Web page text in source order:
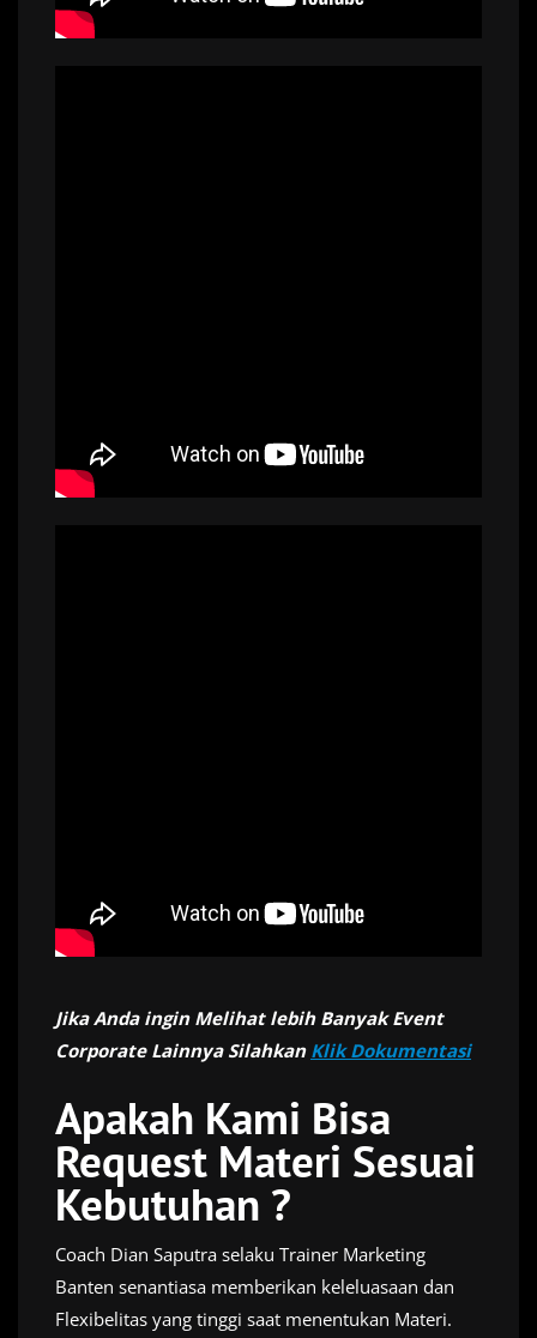
Jika Anda ingin Melihat lebih Banyak Event
Corporate Lainnya Silahkan Klik Dokumentasi
Apakah Kami Bisa
Request Materi Sesuai
Kebutuhan ?
Coach Dian Saputra selaku Trainer Marketing
Banten senantiasa memberikan keleluasaan dan
Flexibelitas yang tinggi saat menentukan Materi.